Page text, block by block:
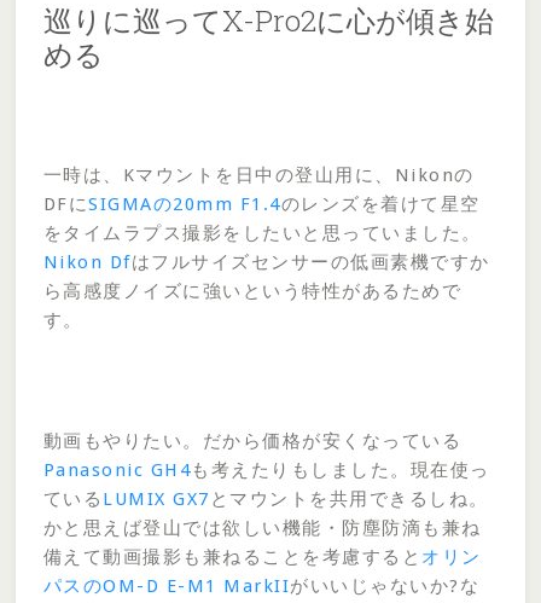
巡りに巡ってX-Pro2に心が傾き始
める
一時は、Kマウントを日中の登山用に、Nikonの
DFにSIGMAの20mm F1.4のレンズを着けて星空
をタイムラプス撮影をしたいと思っていました。
Nikon Dfはフルサイズセンサーの低画素機ですか
ら高感度ノイズに強いという特性があるためで
す。
動画もやりたい。だから価格が安くなっている
Panasonic GH4も考えたりもしました。現在使っ
ている LUMIX GX7 とマウントを共用できるしね。
かと思えば登山では欲しい機能・防塵防滴も兼ね
備えて動画撮影も兼ねることを考慮すると オリン
パスのOM-D E-M1 MarkIIがいいじゃないか?な